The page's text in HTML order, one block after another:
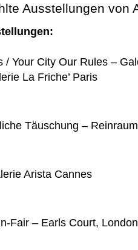
Ausstellungen von
/ Your City Our Rules –
La Friche’ Paris
Täuschung –
Arista Cannes
Fair – Earls Court, London